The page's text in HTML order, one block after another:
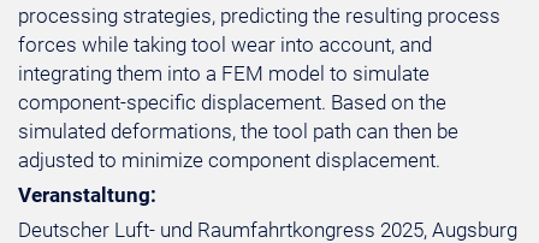
processing strategies, predicting the resulting process
forces while taking tool wear into account, and
integrating them into a FEM model to simulate
component-specific displacement. Based on the
simulated deformations, the tool path can then be
adjusted to minimize component displacement.
Veranstaltung:
Deutscher Luft- und Raumfahrtkongress 2025, Augsburg